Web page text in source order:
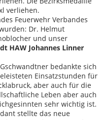
verliehen.
Feuerwehr Verbandes
Dr. Helmut
und unser
HAW Johannes Linner
bedankte sich
Einsatzstunden für
aber auch für die
Leben aber auch
sehr wichtig ist.
stellte das neue